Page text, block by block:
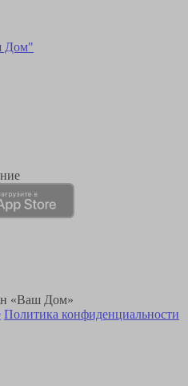
Дом"
«Ваш Дом»
Политика конфиденциальности